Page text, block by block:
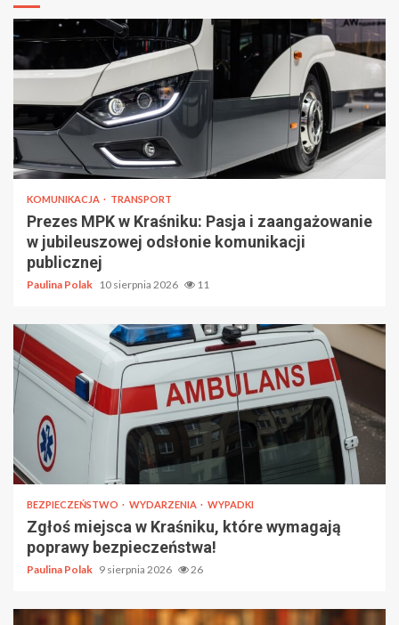
KOMUNIKACJA TRANSPORT
Prezes MPK w Kraśniku: Pasja i zaangażowanie
w jubileuszowej odsłonie komunikacji
publicznej
Paulina Polak 10 sierpnia 2026 11
BEZPIECZEŃSTWO WYDARZENIA WYPADKI
Zgłoś miejsca w Kraśniku, które wymagają
poprawy bezpieczeństwa!
Paulina Polak 9 sierpnia 2026 26